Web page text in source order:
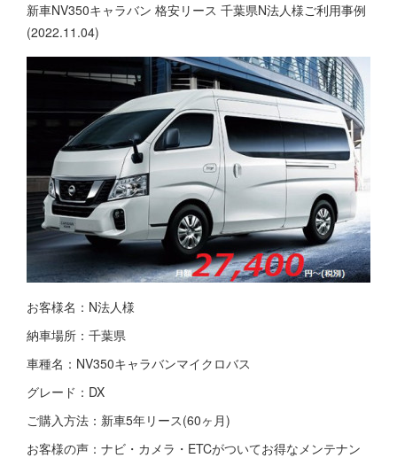
新車NV350キャラバン 格安リース 千葉県N法人様ご利用事例
(2022.11.04)
お客様名：N法人様
納車場所：千葉県
車種名：NV350キャラバンマイクロバス
グレード：DX
ご購入方法：新車5年リース(60ヶ月)
お客様の声：ナビ・カメラ・ETCがついてお得なメンテナン